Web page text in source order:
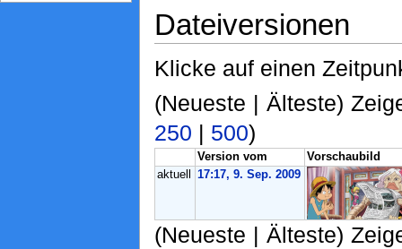
Dateiversionen
Klicke auf einen
(Neueste | Älteste)
250 | 500)
Version vom
Vorschaubild
aktuell
17:17, 9. Sep. 2009
(Neueste | Älteste)